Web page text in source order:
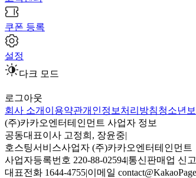
쿠폰 등록
설정
다크 모드
로그아웃
회사 소개 이용약관개인정보처리방침청소년
(주)카카오엔터테인먼트 사업자 정보
공동대표이사 고정희, 장윤중|
호스팅서비스사업자 (주)카카오엔터테인먼트
사업자등록번호 220-88-02594|통신판매업 신
대표전화 1644-4755|이메일